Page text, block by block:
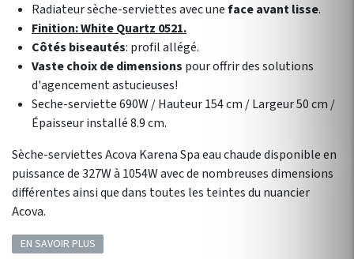
Radiateur sèche-serviettes avec uneface avant lisse.
Finition: White Quartz 0521.
Côtés biseautés: profil allégé.
Vaste choix de dimensions pour offrir des solutions
d'agencement astucieuses!
Seche-serviette 690W / Hauteur 154 cm / Largeur 50 cm /
Épaisseur installé 8.9 cm.
Sèche-serviettes Acova Karena Spa eau chaude disponible en
puissance de 327W à 1054W avec de nombreuses dimensions
différentes ainsi que dans toutes les teintes du nuancier
Acova.
EN SAVOIR PLUS